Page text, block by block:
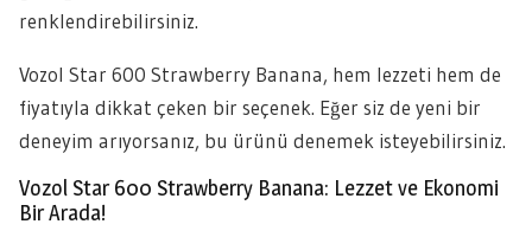
renklendirebilirsiniz.
Vozol Star 600 Strawberry Banana, hem lezzeti hem de
fiyatıyla dikkat çeken bir seçenek. Eğer siz de yeni bir
deneyim arıyorsanız, bu ürünü denemek isteyebilirsiniz.
Vozol Star 600 Strawberry Banana: Lezzet ve Ekonomi
Bir Arada!